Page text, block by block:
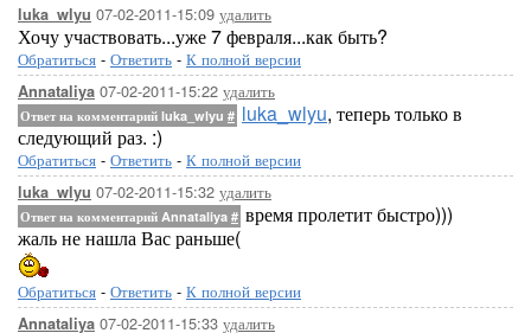
luka_wlyu 07-02-2011-15:09 удалить
Хочу участвовать...уже 7 февраля...как быть?
Обратиться - Ответить - К полной версии
Annataliya 07-02-2011-15:22 удалить
Ответ на комментарий luka_wlyu # luka_wlyu, теперь только в
следующий раз. :)
Обратиться - Ответить - К полной версии
luka_wlyu 07-02-2011-15:32 удалить
Ответ на комментарий Annataliya # время пролетит быстро)))
жаль не нашла Вас раньше(
Обратиться - Ответить - К полной версии
Annataliya 07-02-2011-15:33 удалить